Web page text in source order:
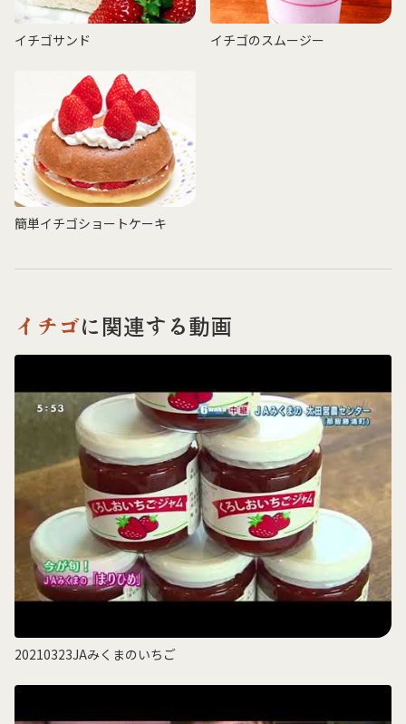
イチゴサンド イチゴのスムージー
簡単イチゴショートケーキ
イチゴに関連する動画
20210323JAみくまのいちご